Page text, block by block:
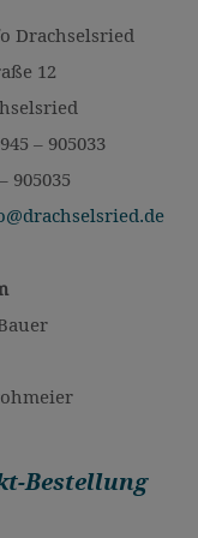
Drachselsried
12
– 905033
905035
Bestellung